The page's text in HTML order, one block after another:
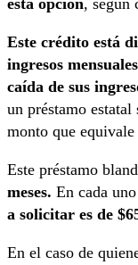
esta opción, según
Este crédito está
ingresos
caída de sus
un préstamo
monto que
Este préstamo
meses. En cada
a solicitar es de
En el caso de